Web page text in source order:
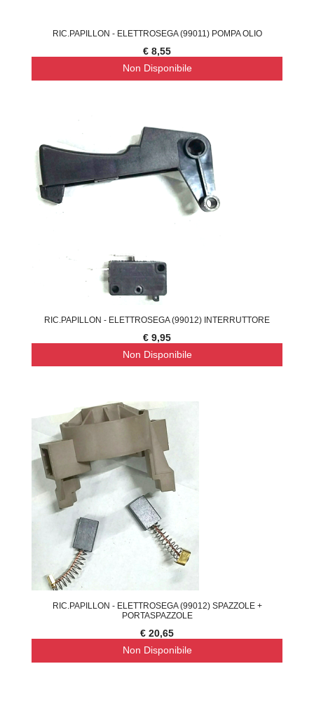
RIC.PAPILLON - ELETTROSEGA (99011) POMPA OLIO
€ 8,55
Non Disponibile
RIC.PAPILLON - ELETTROSEGA (99012) INTERRUTTORE
€ 9,95
Non Disponibile
RIC.PAPILLON - ELETTROSEGA (99012) SPAZZOLE +
PORTASPAZZOLE
€ 20,65
Non Disponibile